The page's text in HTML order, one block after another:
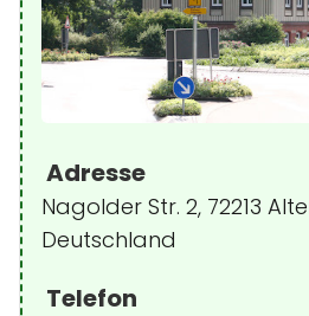
Adresse
Nagolder Str. 2, 72213
Deutschland
Telefon